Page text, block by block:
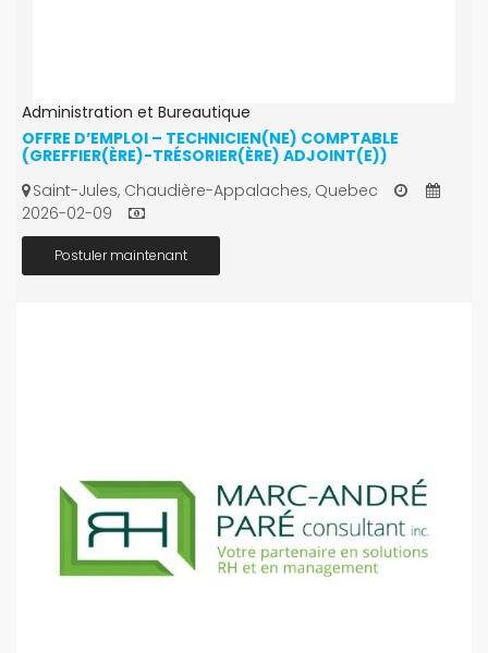
Administration et Bureautique
OFFRE D’EMPLOI – TECHNICIEN(NE) COMPTABLE
(GREFFIER(ÈRE)-TRÉSORIER(ÈRE) ADJOINT(E))
Saint-Jules, Chaudière-Appalaches, Quebec
2026-02-09
Postuler maintenant